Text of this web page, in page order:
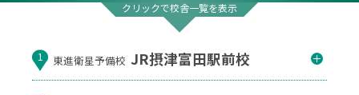
クリックで校舎一覧を表示
1 東進衛星予備校 JR摂津富田駅前校